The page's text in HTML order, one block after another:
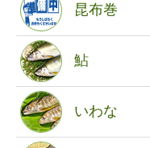
昆布巻
鮎
いわな